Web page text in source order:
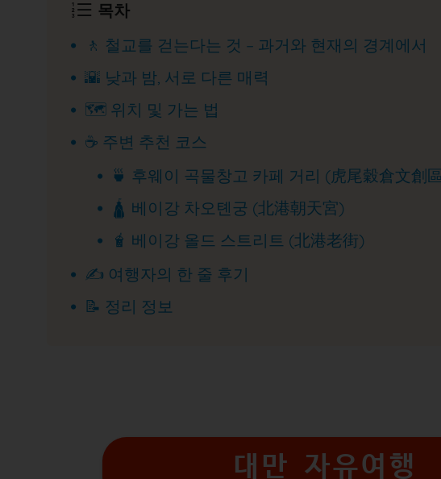
목차
🚶 철교를 걷는다는 것 – 과거와 현재의 경계에서
🌇 낮과 밤, 서로 다른 매력
🗺️ 위치 및 가는 법
☕ 주변 추천 코스
🍵 후웨이 곡물창고 카페 거리 (虎尾穀倉文創
🛕 베이강 차오톈궁 (北港朝天宮)
🧋 베이강 올드 스트리트 (北港老街)
✍️ 여행자의 한 줄 후기
📝 정리 정보
대만 자유여행